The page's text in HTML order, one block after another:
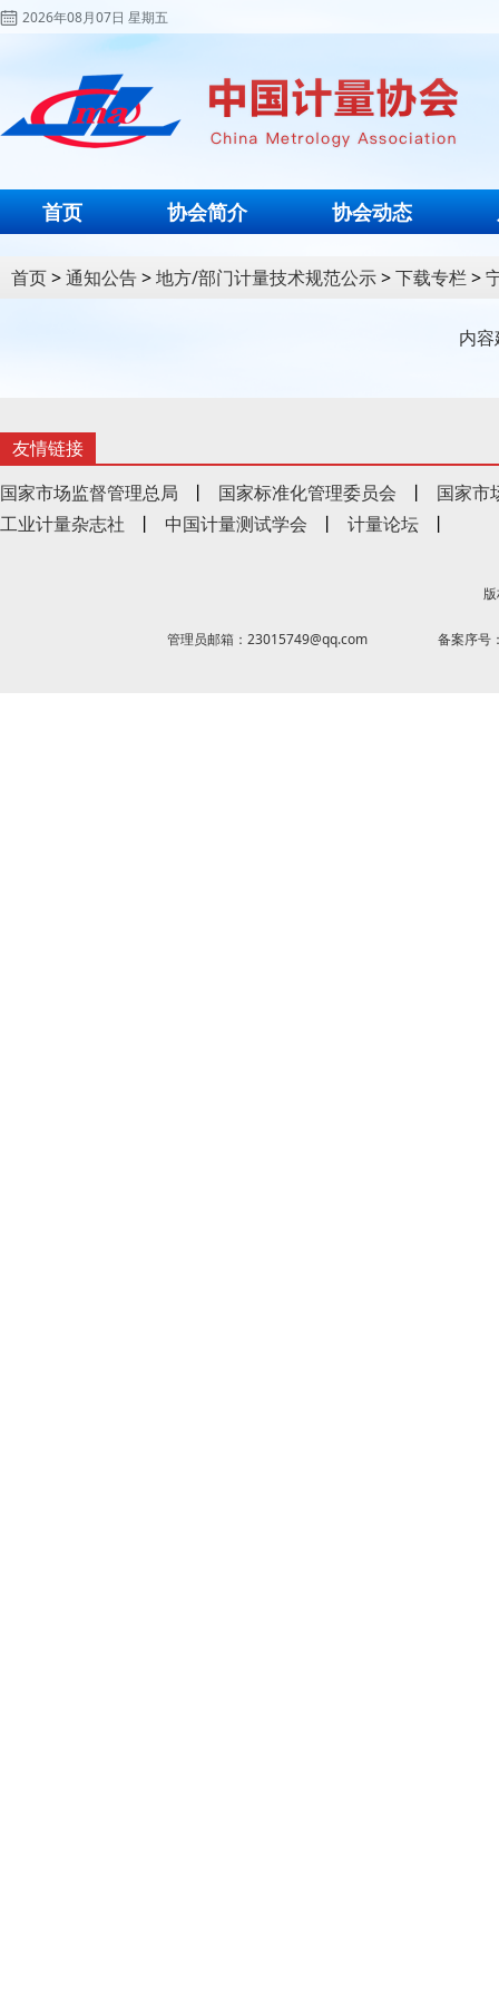
2026年08月07日 星期五
首页 协会简介 协会动态
首页>通知公告>地方/部门计量技术规范公示>下载专栏 >
内
友情链接
国家市场监督管理总局
丨 国家标准化管理委员会 丨
国家市
工业计量杂志社
丨 中国计量测试学会 丨 计量论坛 丨
管理员邮箱：23015749@qq.com 备案序号